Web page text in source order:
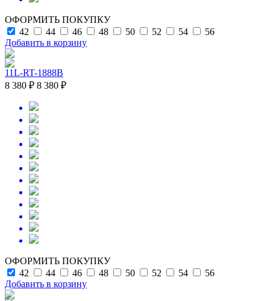
ОФОРМИТЬ ПОКУПКУ
42
44 46 48 50 52 54
56
Добавить в корзину
11L-RT-1888B
8 380 ₽ 8 380 ₽
ОФОРМИТЬ ПОКУПКУ
42
44 46 48 50 52 54
56
Добавить в корзину